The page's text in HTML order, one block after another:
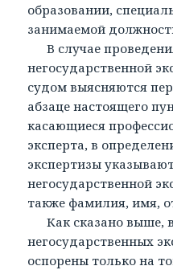
образовании,
занимаемой
В случае
негосударственной
судом выясняются
абзаце настоящего
касающиеся
эксперта, в
экспертизы
негосударственной
также фамилия, имя,
Как сказано выше,
негосударственных
оспорены только на